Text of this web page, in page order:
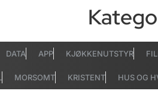
DATA APP KJØKKENUTSTYR
MORSOMT KRISTENT HUS OG